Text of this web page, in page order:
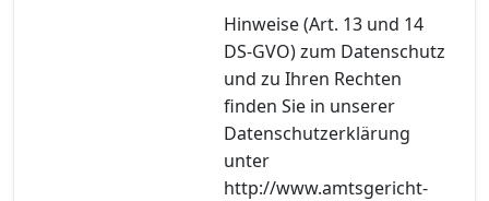
Hinweise (Art. 13 und 14
DS-GVO) zum Datenschutz
und zu Ihren Rechten
finden Sie in unserer
Datenschutzerklärung
unter
http://www.amtsgericht-